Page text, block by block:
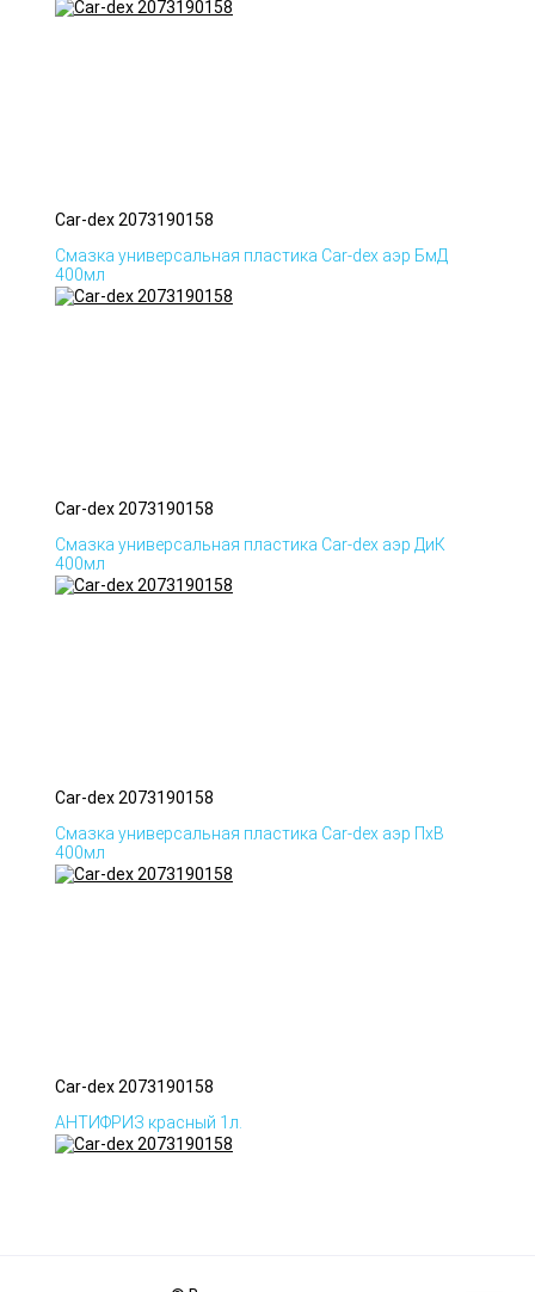
Car-dex 2073190158
Смазка универсальная пластика Car-dex аэр БмД
400мл
Car-dex 2073190158
Смазка универсальная пластика Car-dex аэр ДиК
400мл
Car-dex 2073190158
Смазка универсальная пластика Car-dex аэр ПхВ
400мл
Car-dex 2073190158
АНТИФРИЗ красный 1л.